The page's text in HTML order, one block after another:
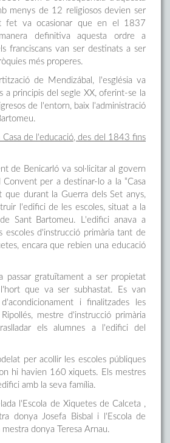
menys de 12 religiosos devien ser
fet va ocasionar que en el 1837
definitiva aquesta ordre a
franciscans van ser destinats a ser
més properes.
de Mendizábal, l'església va
a principis del segle XX, oferint-se la
de l'entorn, baix l'administració
Casa de l'educació, des del 1843 fins
de Benicarló va sol·licitar al govern
per a destinar-lo a la “Casa
que durant la Guerra dels Set anys,
l'edifici de les escoles, situat a la
Sant Bartomeu. L'edifici anava a
escoles d'instrucció primària tant de
encara que rebien una educació
passar gratuïtament a ser propietat
que va ser subhastat. Es van
i finalitzades les
mestre d'instrucció primària
els alumnes a l'edifici del
per acollir les escoles públiques
hi havien 160 xiquets. Els mestres
amb la seva família.
l'Escola de Xiquetes de Calceta ,
donya Josefa Bisbal i l'Escola de
mestra donya Teresa Arnau.